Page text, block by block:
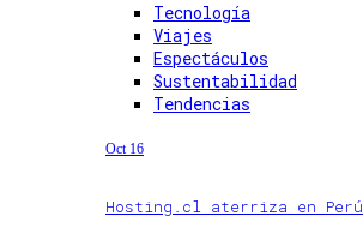
Tecnología
Viajes
Espectáculos
Sustentabilidad
Tendencias
Oct 16
Hosting.cl aterriza en